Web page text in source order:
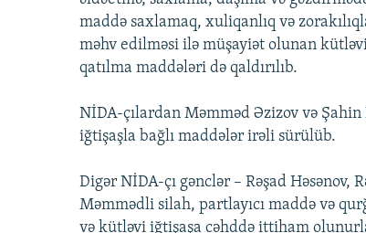
maddə saxlamaq, xuliqanlıq və
məhv edilməsi ilə müşayiət olunan
qatılma maddələri də qaldırılıb.
NİDA-çılardan Məmməd Əzizov və
iğtişaşla bağlı maddələr irəli sürülüb.
Digər NİDA-çı gənclər – Rəşad Həsənov,
Məmmədli silah, partlayıcı maddə və
və kütləvi iğtişaşa cəhddə ittiham